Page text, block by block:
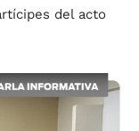
del acto